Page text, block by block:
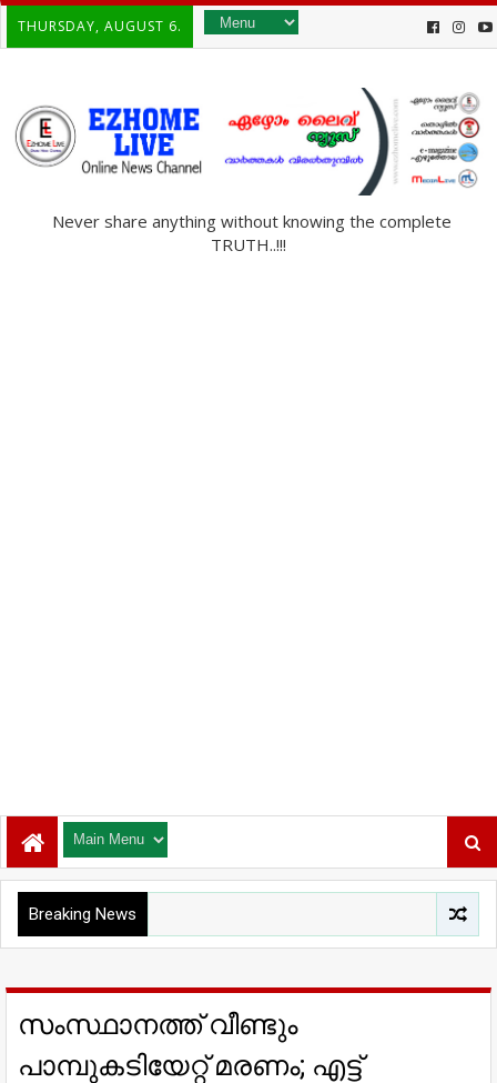
THURSDAY, AUGUST 6.
Never share anything without knowing the complete
TRUTH..!!!
Breaking News
സംസ്ഥാനത്ത് വീണ്ടും
പാമ്പുകടിയേറ്റ് മരണം; എട്ട്